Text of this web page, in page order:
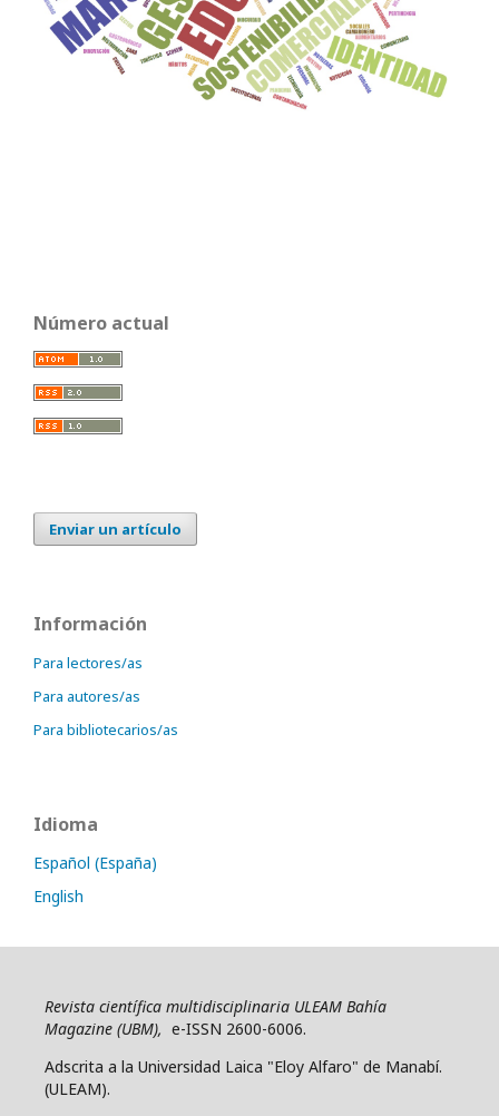
Número actual
Enviar un artículo
Información
Para lectores/as
Para autores/as
Para bibliotecarios/as
Idioma
Español (España)
English
Revista científica multidisciplinaria ULEAM Bahía
Magazine (UBM), e-ISSN 2600-6006.
Adscrita a la Universidad Laica "Eloy Alfaro" de Manabí.
(ULEAM).